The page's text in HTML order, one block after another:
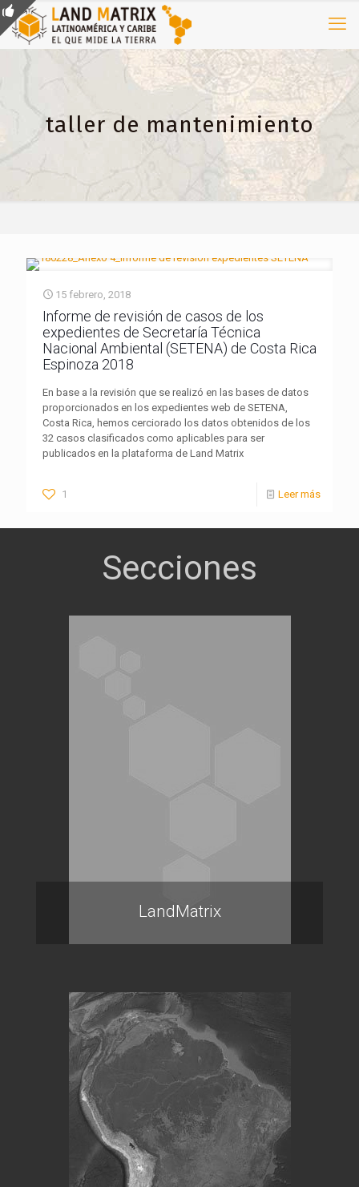
taller de mantenimiento
15 febrero, 2018
Informe de revisión de casos de los
expedientes de Secretaría Técnica
Nacional Ambiental (SETENA) de Costa Rica
Espinoza 2018
En base a la revisión que se realizó en las bases de datos
proporcionados en los expedientes web de SETENA,
Costa Rica, hemos cerciorado los datos obtenidos de los
32 casos clasificados como aplicables para ser
publicados en la plataforma de Land Matrix
1 Leer más
LandMatrix